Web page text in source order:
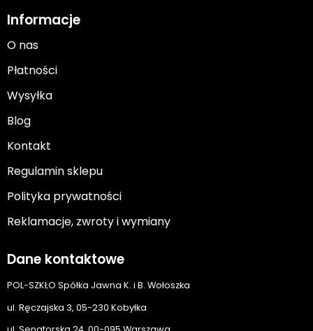
Informacje
O nas
Płatności
Wysyłka
Blog
Kontakt
Regulamin sklepu
Polityka prywatności
Reklamacje, zwroty i wymiany
Dane kontaktowe
POL-SZKŁO Spółka Jawna K. i B. Wołoszka
ul. Ręczajska 3, 05-230 Kobyłka